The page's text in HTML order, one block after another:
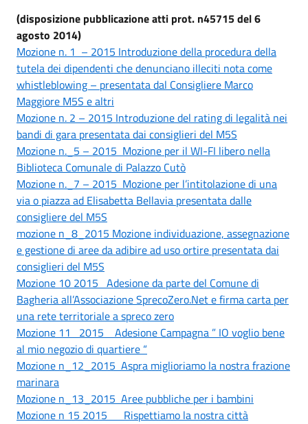
(disposizione pubblicazione atti prot. n45715 del 6
agosto 2014)
Mozione n. 1 – 2015 Introduzione della procedura della
tutela dei dipendenti che denunciano illeciti nota come
whistleblowing – presentata dal Consigliere Marco
Maggiore M5S e altri
Mozione n. 2 – 2015 Introduzione del rating di legalità nei
bandi di gara presentata dai consiglieri del M5S
Mozione n._5 – 2015 Mozione per il WI-FI libero nella
Biblioteca Comunale di Palazzo Cutò
Mozione n._7 – 2015 Mozione per l’intitolazione di una
via o piazza ad Elisabetta Bellavia presentata dalle
consigliere del M5S
mozione n_8_2015 Mozione individuazione, assegnazione
e gestione di aree da adibire ad uso ortire presentata dai
consiglieri del M5S
Mozione 10 2015 Adesione da parte del Comune di
Bagheria all’Associazione SprecoZero.Net e firma carta per
una rete territoriale a spreco zero
Mozione 11 2015 Adesione Campagna ” IO voglio bene
al mio negozio di quartiere “
Mozione n_12_2015 Aspra miglioriamo la nostra frazione
marinara
Mozione n_13_2015 Aree pubbliche per i bambini
Mozione n 15 2015 Rispettiamo la nostra città